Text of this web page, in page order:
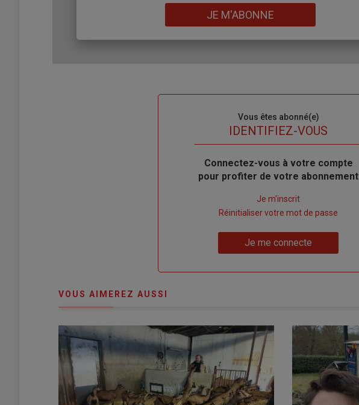
JE M'ABONNE
Vous êtes abonné(e)
IDENTIFIEZ-VOUS
Body
Connectez-vous à votre compte
pour profiter de votre abonnement
compte"
Je m'inscrit
Réinitialiser votre mot de passe
Je me connecte
VOUS AIMEREZ AUSSI